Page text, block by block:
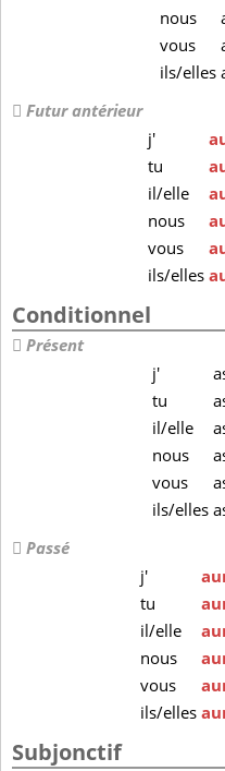
nous
vous
ils/elles
Futur antérieur
j'
tu
il/elle
nous
vous
ils/elles
Conditionnel
Présent
j'
tu
il/elle
nous
vous
ils/elles
Passé
j'
tu
il/elle
nous
vous
ils/elles
Subjonctif